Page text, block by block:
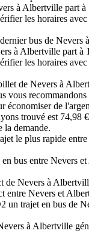
à Albertville part à
les horaires
bus de Nevers
à Albertville part à
les horaires
de Nevers à
vous
économiser de
trouvé est 74,98
la demande.
le plus rapide
bus entre Nevers
de Nevers à
entre Nevers et
un trajet en bus de
à Albertville